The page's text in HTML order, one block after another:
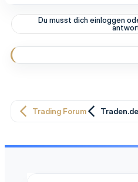
Du musst dich einloggen
Trading Forum